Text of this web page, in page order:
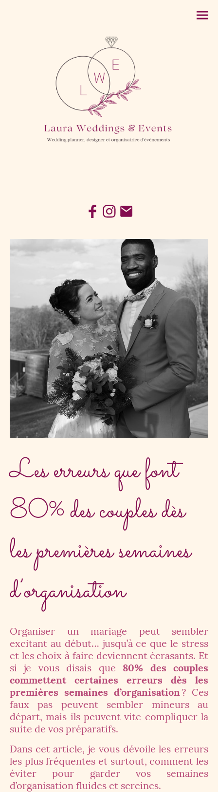
Les erreurs que font
80% des couples dès
les premières semaines
d’organisation
Organiser un mariage peut sembler
excitant au début… jusqu’à ce que le stress
et les choix à faire deviennent écrasants. Et
si je vous disais que 80% des couples
commettent certaines erreurs dès les
premières semaines d’organisation? Ces
faux pas peuvent sembler mineurs au
départ, mais ils peuvent vite compliquer la
suite de vos préparatifs.
Dans cet article, je vous dévoile les erreurs
les plus fréquentes et surtout, comment les
éviter pour garder vos semaines
d’organisation fluides et sereines.